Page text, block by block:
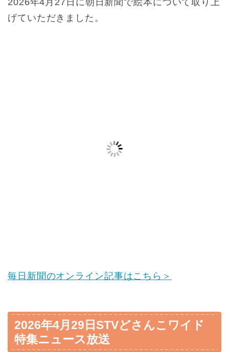
げていただきました。
毎日新聞のオンライン記事はこちら＞
2026年4月29日STVどさんこワイド
特集ニュース放送